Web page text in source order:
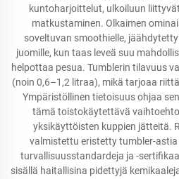
kuntoharjoittelut, ulkoiluun
matkustaminen. Olkaimen
soveltuvan smoothielle,
juomille, kun taas leveä suu
helpottaa pesua. Tumblerin tilavuus
(noin 0,6–1,2 litraa), mikä tarjoaa
Ympäristöllinen tietoisuus ohjaa
tämä toistokäytettävä
yksikäyttöisten kuppien jätteitä.
valmistettu eristetty tumbler-
turvallisuusstandardeja ja -
sisällä haitallisina pidettyjä